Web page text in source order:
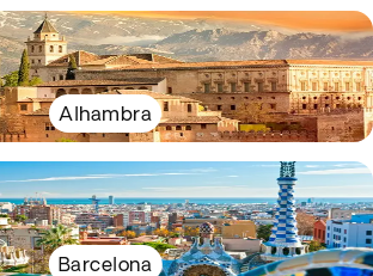
Alhambra
Barcelona